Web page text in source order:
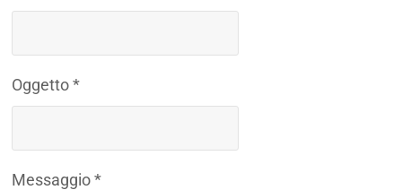
Oggetto *
Messaggio *